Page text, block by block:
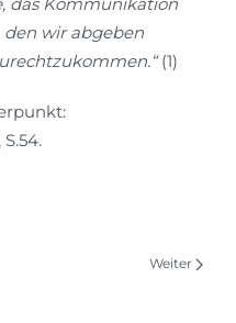
den wir abgeben
(1)
Weiter